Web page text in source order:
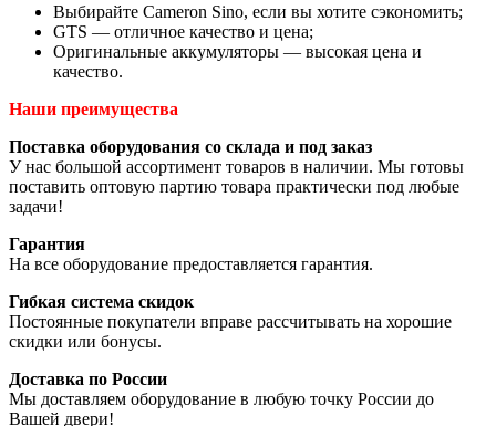
Выбирайте Cameron Sino, если вы хотите сэкономить;
GTS — отличное качество и цена;
Оригинальные аккумуляторы — высокая цена и
качество.
Наши преимущества
Поставка оборудования со склада и под заказ
У нас большой ассортимент товаров в наличии. Мы готовы
поставить оптовую партию товара практически под любые
задачи!
Гарантия
На все оборудование предоставляется гарантия.
Гибкая система скидок
Постоянные покупатели вправе рассчитывать на хорошие
скидки или бонусы.
Доставка по России
Мы доставляем оборудование в любую точку России до
Вашей двери!